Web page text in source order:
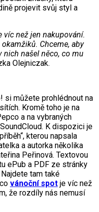
projevit svůj styl a
víc než jen nakupování.
Chceme, aby
nich našel něco, co mu
Olejniczak.
si můžete prohlédnout na
Kromě toho je na
a na vybraných
K dispozici je
kterou napsala
a autorka několika
Peřinová. Textovou
ePub a PDF ze stránky
Najdete tam také
vánoční spot je víc než
že rozdíly nás nemusí